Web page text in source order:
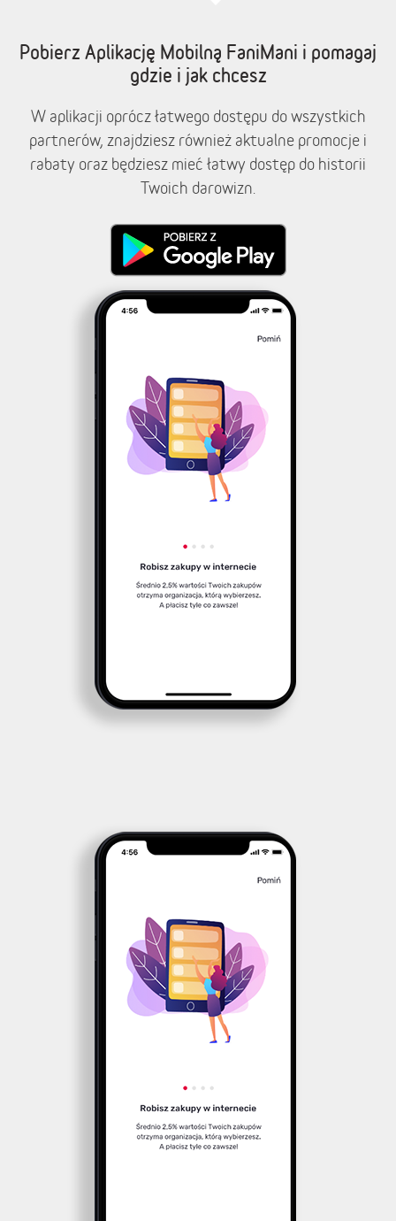
Pobierz Aplikację Mobilną FaniMani i pomagaj
gdzie i jak chcesz
W aplikacji oprócz łatwego dostępu do wszystkich
partnerów, znajdziesz również aktualne promocje i
rabaty oraz będziesz mieć łatwy dostęp do historii
Twoich darowizn.